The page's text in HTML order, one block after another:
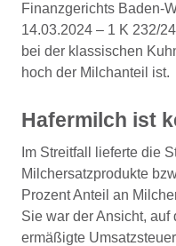
Finanzgerichts Baden-
14.03.2024 – 1 K 232/
bei der klassischen
hoch der Milchanteil ist.
Hafermilch ist
Im Streitfall lieferte die
Milchersatzprodukte
Prozent Anteil an
Sie war der Ansicht,
ermäßigte